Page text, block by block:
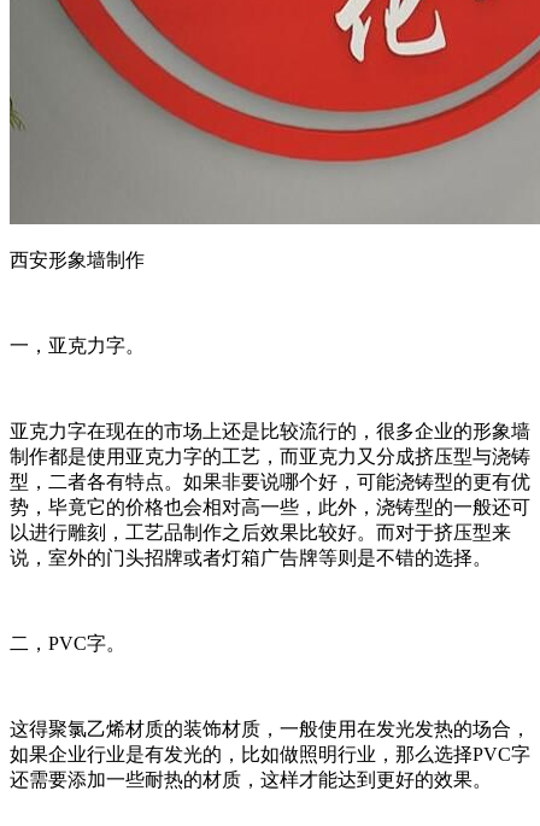
西安形象墙制作
一，亚克力字。
亚克力字在现在的市场上还是比较流行的，很多企业的形象墙
制作都是使用亚克力字的工艺，而亚克力又分成挤压型与浇铸
型，二者各有特点。如果非要说哪个好，可能浇铸型的更有优
势，毕竟它的价格也会相对高一些，此外，浇铸型的一般还可
以进行雕刻，工艺品制作之后效果比较好。而对于挤压型来
说，室外的门头招牌或者灯箱广告牌等则是不错的选择。
二，PVC字。
这得聚氯乙烯材质的装饰材质，一般使用在发光发热的场合，
如果企业行业是有发光的，比如做照明行业，那么选择PVC字
还需要添加一些耐热的材质，这样才能达到更好的效果。